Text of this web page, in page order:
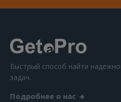
Быстрый способ найти
задач.
Подробнее о нас